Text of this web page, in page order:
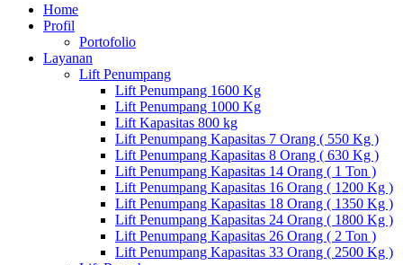
Home
Profil
Portofolio
Layanan
Lift Penumpang
Lift Penumpang 1600 Kg
Lift Penumpang 1000 Kg
Lift Kapasitas 800 kg
Lift Penumpang Kapasitas 7 Orang ( 550 Kg )
Lift Penumpang Kapasitas 8 Orang ( 630 Kg )
Lift Penumpang Kapasitas 14 Orang ( 1 Ton )
Lift Penumpang Kapasitas 16 Orang ( 1200 Kg )
Lift Penumpang Kapasitas 18 Orang ( 1350 Kg )
Lift Penumpang Kapasitas 24 Orang ( 1800 Kg )
Lift Penumpang Kapasitas 26 Orang ( 2 Ton )
Lift Penumpang Kapasitas 33 Orang ( 2500 Kg )